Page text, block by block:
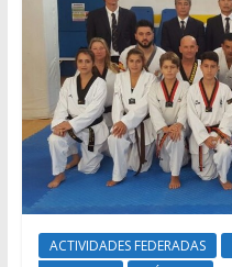
ACTIVIDADES FEDERADAS